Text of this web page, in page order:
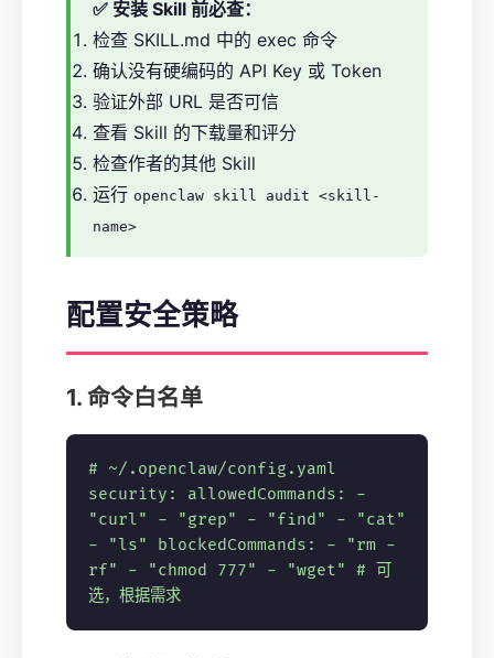
✅ 安装 Skill 前必查：
检查 SKILL.md 中的 exec 命令
确认没有硬编码的 API Key 或 Token
验证外部 URL 是否可信
查看 Skill 的下载量和评分
检查作者的其他 Skill
运行 openclaw skill audit <skill-
name>
配置安全策略
1. 命令白名单
# ~/.openclaw/config.yaml
security : allowedCommands : -
"curl"
- "grep" - "find" -
"cat"
-
"ls" blockedCommands : -
"rm -
rf"
- "chmod 777" - "wget"
# 可
选，根据需求